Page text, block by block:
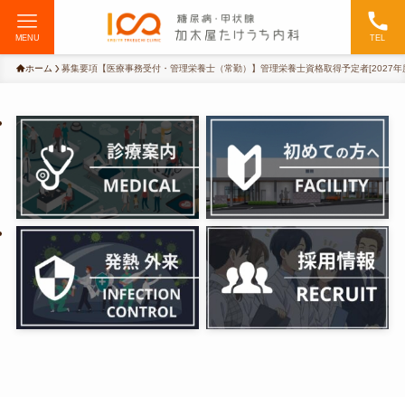
TEL
MENU
ホーム 募集要項【医療事務受付・管理栄養士（常勤）】管理栄養士資格取得予定者[2027年